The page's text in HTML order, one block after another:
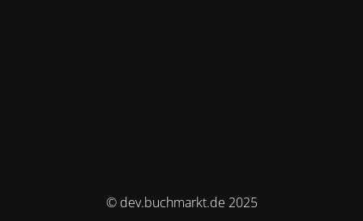
© dev.buchmarkt.de 2025